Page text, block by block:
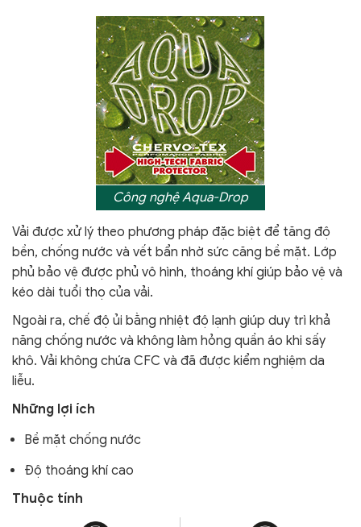
Công nghệ Aqua-Drop
Vải được xử lý theo phương pháp đặc biệt để tăng độ
bền, chống nước và vết bẩn nhờ sức căng bề mặt. Lớp
phủ bảo vệ được phủ vô hình, thoáng khí giúp bảo vệ và
kéo dài tuổi thọ của vải.
Ngoài ra, chế độ ủi bằng nhiệt độ lạnh giúp duy trì khả
năng chống nước và không làm hỏng quần áo khi sấy
khô. Vải không chứa CFC và đã được kiểm nghiệm da
liễu.
Những lợi ích
Bề mặt chống nước
Độ thoáng khí cao
Thuộc tính